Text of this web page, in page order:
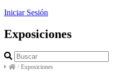
Iniciar Sesión
Exposiciones
/ Exposiciones